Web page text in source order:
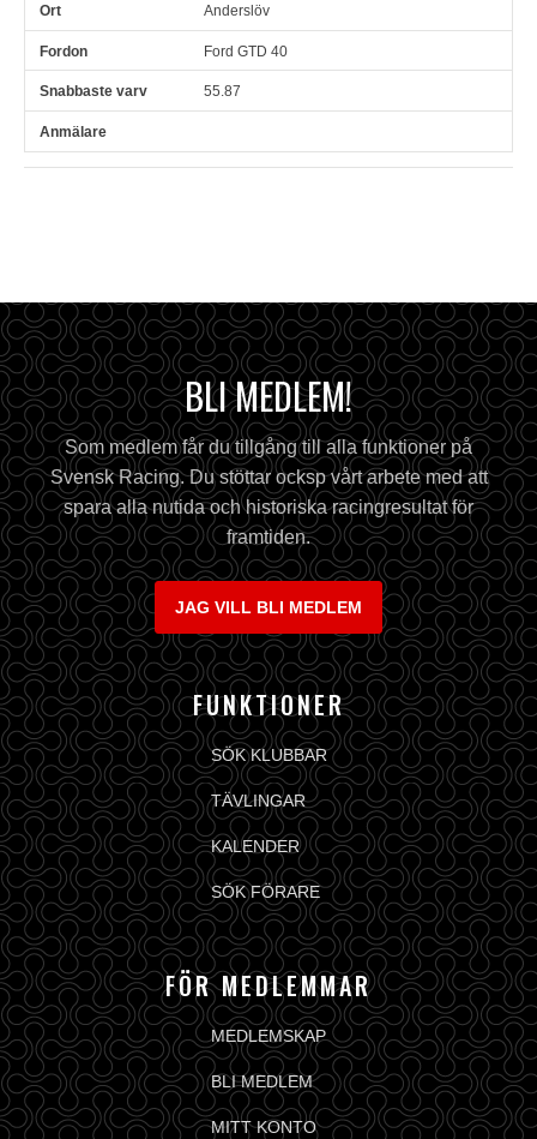
Anderslöv
Ford GTD 40
55.87
BLI MEDLEM!
Som medlem får du tillgång till alla funktioner på
Svensk Racing. Du stöttar ocksp vårt arbete med att
spara alla nutida och historiska racingresultat för
framtiden.
JAG VILL BLI MEDLEM
FUNKTIONER
SÖK KLUBBAR
TÄVLINGAR
KALENDER
SÖK FÖRARE
FÖR MEDLEMMAR
MEDLEMSKAP
BLI MEDLEM
MITT KONTO